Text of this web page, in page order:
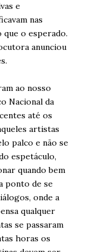
e
nas
o esperado.
anunciou
ao nosso
Nacional da
até os
artistas
palco e não se
espetáculo,
quando bem
ponto de se
onde a
qualquer
se passaram
horas os